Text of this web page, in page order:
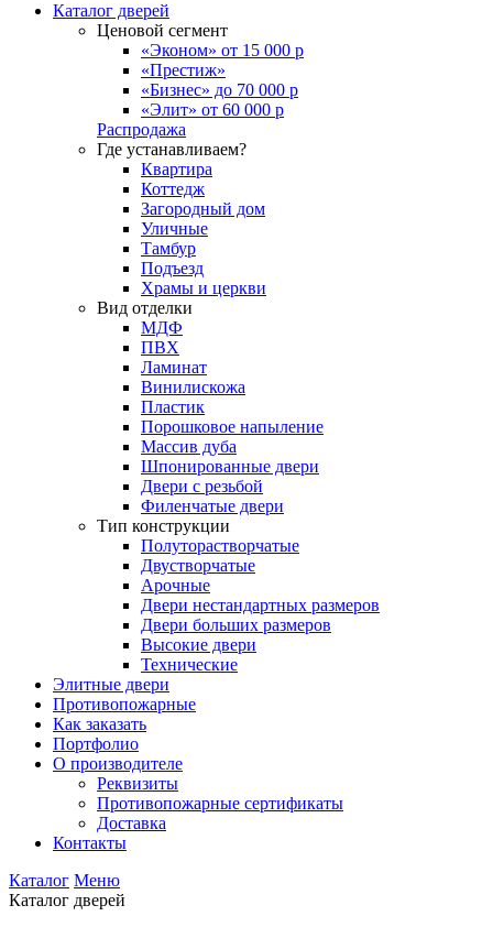
Каталог дверей
Ценовой сегмент
«Эконом» от 15 000 р
«Престиж»
«Бизнес» до 70 000 р
«Элит» от 60 000 р
Распродажа
Где устанавливаем?
Квартира
Коттедж
Загородный дом
Уличные
Тамбур
Подъезд
Храмы и церкви
Вид отделки
МДФ
ПВХ
Ламинат
Винилискожа
Пластик
Порошковое напыление
Массив дуба
Шпонированные двери
Двери с резьбой
Филенчатые двери
Тип конструкции
Полуторастворчатые
Двустворчатые
Арочные
Двери нестандартных размеров
Двери больших размеров
Высокие двери
Технические
Элитные двери
Противопожарные
Как заказать
Портфолио
О производителе
Реквизиты
Противопожарные сертификаты
Доставка
Контакты
Каталог Меню
Каталог дверей